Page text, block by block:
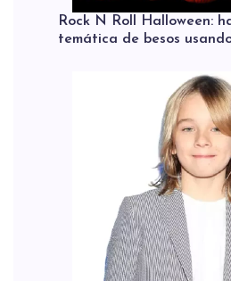
Rock N Roll Halloween:
temática de besos